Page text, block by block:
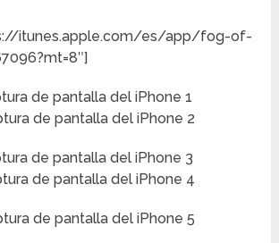
itunes.apple.com/es/app/fog-of-